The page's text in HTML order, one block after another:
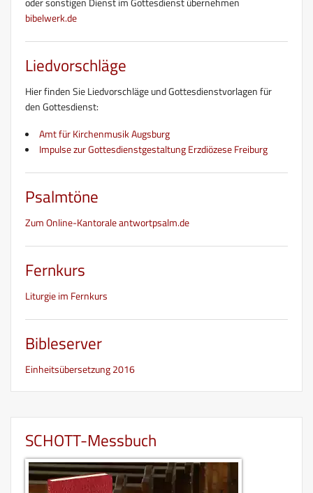
bibelwerk.de
Liedvorschläge
Hier finden Sie Liedvorschläge und Gottesdienstvorlagen für
den Gottesdienst:
Amt für Kirchenmusik Augsburg
Impulse zur Gottesdienstgestaltung Erzdiözese Freiburg
Psalmtöne
Zum Online-Kantorale antwortpsalm.de
Fernkurs
Liturgie im Fernkurs
Bibleserver
Einheitsübersetzung 2016
SCHOTT-Messbuch